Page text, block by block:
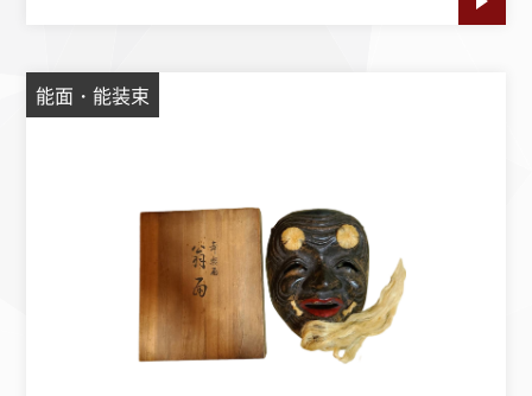
能面・能装束